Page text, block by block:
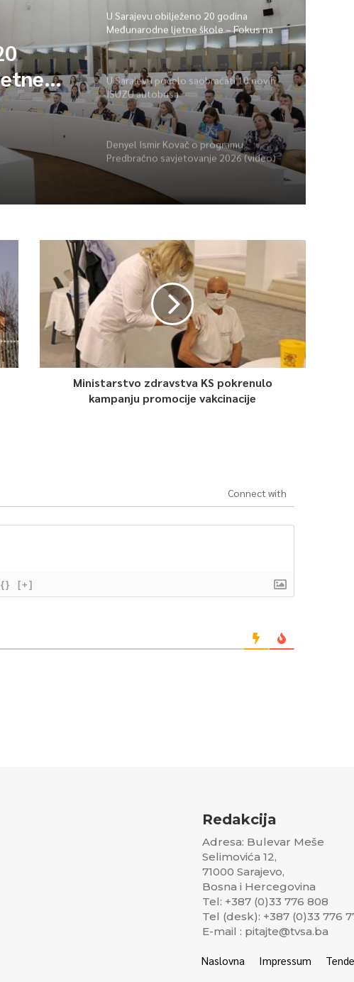
U Sarajevu obilježeno 20 godina
Međunarodne ljetne škole – Fokus na
izazovima međunarodne pravde
U Sarajevu počelo saobraćati 10 novih
ISUZU autobusa
Denyel Ismir Kovač o programu
Predbračno savjetovanje 2026 (video)
Ministarstvo zdravstva KS pokrenulo
kampanju promocije vakcinacije
Connect with
{} [+]
Redakcija
Adresa: Bulevar Meše
Selimovića 12,
71000 Sarajevo,
Bosna i Hercegovina
Tel: +387 (0)33 776 808
Tel (desk): +387 (0)33 776
E-mail : pitajte@tvsa.ba
Naslovna Impressum